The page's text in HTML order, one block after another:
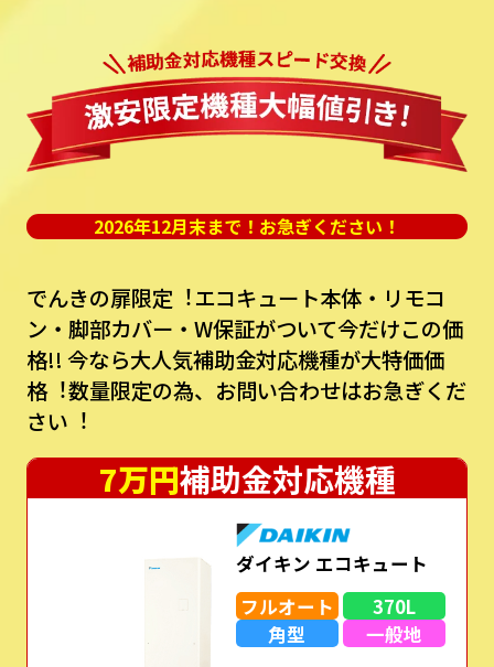
2026年12月末まで！お急ぎください！
でんきの扉限定︕エコキュート本体・リモコ
ン・脚部カバー・W保証がついて今だけこの価
格!! 今なら⼤⼈気補助⾦対応機種が⼤特価価
格︕数量限定の為、お問い合わせはお急ぎくだ
さい︕
7万円補助金対応機種
ダイキン エコキュート
フルオート
370L
角型
一般地